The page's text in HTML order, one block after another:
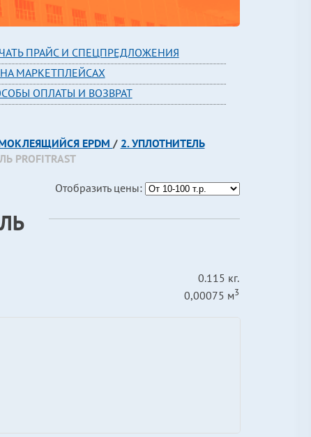
ПРАЙС И СПЕЦПРЕДЛОЖЕНИЯ
МАРКЕТПЛЕЙСАХ
ОПЛАТЫ И ВОЗВРАТ
EPDM / 2. УПЛОТНИТЕЛЬ
PROFITRAST
Отобразить цены:
0.115 кг.
0,00075 м3